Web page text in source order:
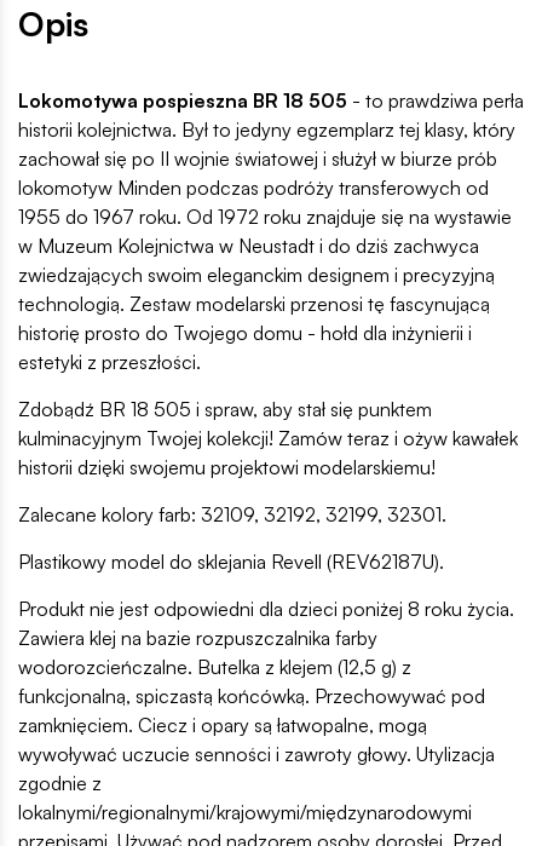
Opis
Lokomotywa pospieszna BR 18 505 - to prawdziwa perła
historii kolejnictwa. Był to jedyny egzemplarz tej klasy, który
zachował się po II wojnie światowej i służył w biurze prób
lokomotyw Minden podczas podróży transferowych od
1955 do 1967 roku. Od 1972 roku znajduje się na wystawie
w Muzeum Kolejnictwa w Neustadt i do dziś zachwyca
zwiedzających swoim eleganckim designem i precyzyjną
technologią. Zestaw modelarski przenosi tę fascynującą
historię prosto do Twojego domu - hołd dla inżynierii i
estetyki z przeszłości.
Zdobądź BR 18 505 i spraw, aby stał się punktem
kulminacyjnym Twojej kolekcji! Zamów teraz i ożyw kawałek
historii dzięki swojemu projektowi modelarskiemu!
Zalecane kolory farb: 32109, 32192, 32199, 32301.
Plastikowy model do sklejania Revell (REV62187U).
Produkt nie jest odpowiedni dla dzieci poniżej 8 roku życia.
Zawiera klej na bazie rozpuszczalnika farby
wodorozcieńczalne. Butelka z klejem (12,5 g) z
funkcjonalną, spiczastą końcówką. Przechowywać pod
zamknięciem. Ciecz i opary są łatwopalne, mogą
wywoływać uczucie senności i zawroty głowy. Utylizacja
zgodnie z
lokalnymi/regionalnymi/krajowymi/międzynarodowymi
przepisami. Używać pod nadzorem osoby dorosłej. Przed